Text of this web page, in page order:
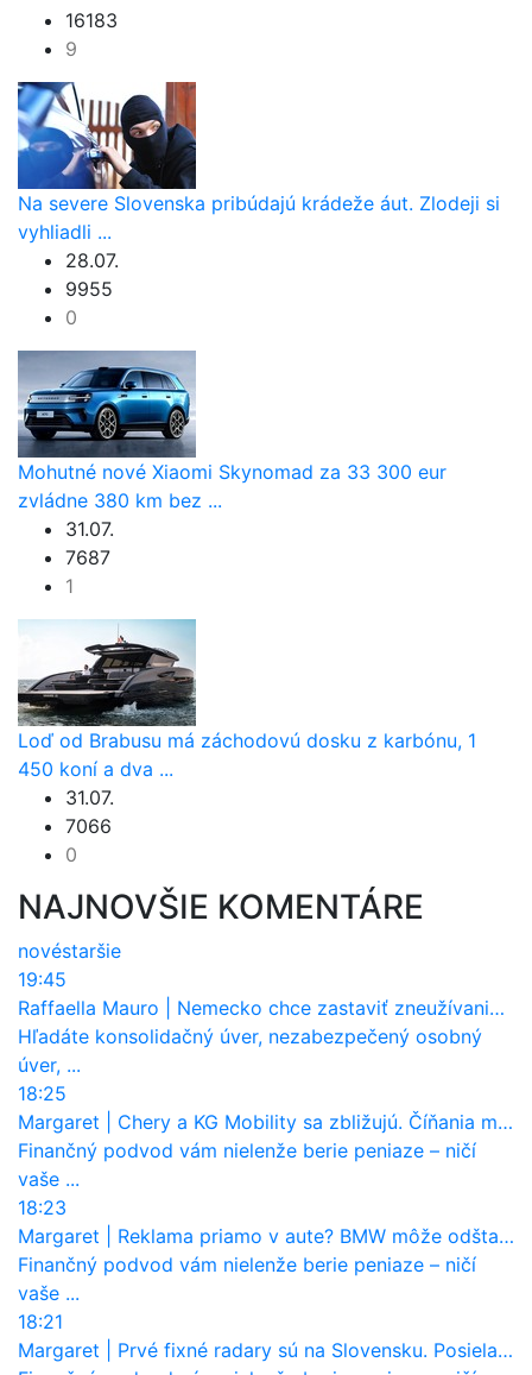
16183
9
Na severe Slovenska pribúdajú krádeže áut. Zlodeji si
vyhliadli ...
28.07.
9955
0
Mohutné nové Xiaomi Skynomad za 33 300 eur
zvládne 380 km bez ...
31.07.
7687
1
Loď od Brabusu má záchodovú dosku z karbónu, 1
450 koní a dva ...
31.07.
7066
0
NAJNOVŠIE KOMENTÁRE
novéstaršie
19:45
Raffaella Mauro
Nemecko chce zastaviť zneužívanie dotácií na elektromobily. Pritvrdí pravidlá
Hľadáte konsolidačný úver, nezabezpečený osobný
úver, ...
18:25
Margaret
Chery a KG Mobility sa zbližujú. Číňania môžu získať 10 % bývalého SsangYongu
Finančný podvod vám nielenže berie peniaze – ničí
vaše ...
18:23
Margaret
Reklama priamo v aute? BMW môže odštartovať nový trend
Finančný podvod vám nielenže berie peniaze – ničí
vaše ...
18:21
Margaret
Prvé fixné radary sú na Slovensku. Posielajú už pokuty? Ukáže ich Waze?